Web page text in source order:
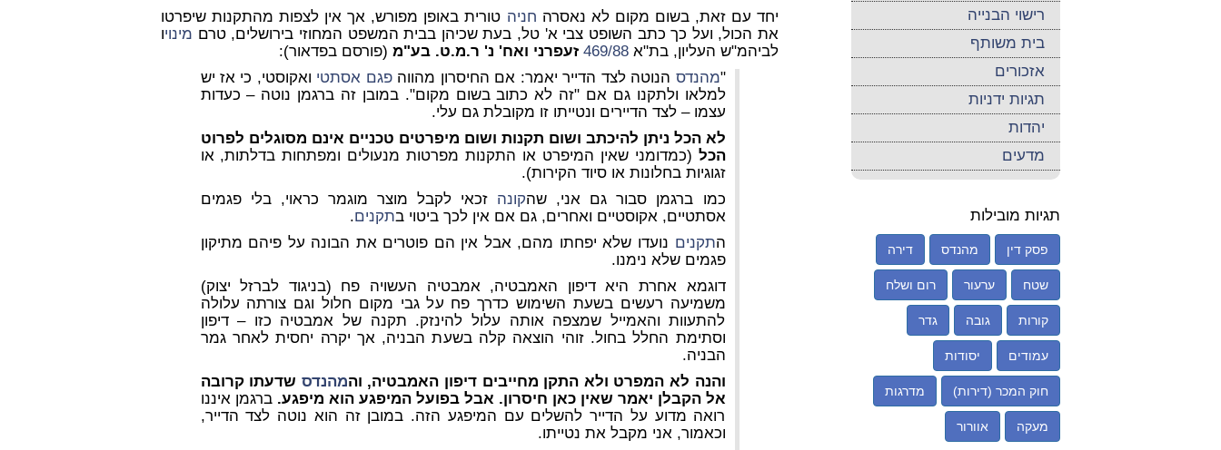
יחד עם זאת, בשום מקום לא נאסרה חניה טורית באופן מפורש, אך אין לצפות מהתקנות שיפרטו
את הכול, ועל כך כתב השופט צבי א' טל, בעת שכיהן בבית המשפט המחוזי בירושלים, טרם מינויו
לביהמ"ש העליון, בת"א 469/88 זעפרני ואח' נ' ר.מ.ט. בע"מ (פורסם בפדאור):
"מהנדס הנוטה לצד הדייר יאמר: אם החיסרון מהווהפגם אסתטי ואקוסטי, כי אז יש
למלאו ולתקנו גם אם "זה לא כתוב בשום מקום". במובן זה ברגמן נוטה – כעדות
עצמו – לצד הדיירים ונטייתו זו מקובלת גם עלי.
לא הכל ניתן להיכתב ושום תקנות ושום מיפרטים טכניים אינם מסוגלים לפרוט
הכל (כמדומני שאין המיפרט או התקנות מפרטות מנעולים ומפתחות בדלתות, או
זגוגיות בחלונות או סיוד הקירות).
כמו ברגמן סבור גם אני, שהקונה זכאי לקבל מוצר מוגמר כראוי, בלי פגמים
אסתטיים, אקוסטיים ואחרים, גם אם אין לכך ביטוי בתקנים.
התקנים נועדו שלא יפחתו מהם, אבל אין הם פוטרים את הבונה על פיהם מתיקון
פגמים שלא נימנו.
דוגמא אחרת היא דיפון האמבטיה, אמבטיה העשויה פח (בניגוד לברזל יצוק)
משמיעה רעשים בשעת השימוש כדרך פח על גבי מקום חלול וגם צורתה עלולה
להתעוות והאמייל שמצפה אותה עלול להינזק. תקנה של אמבטיה כזו – דיפון
וסתימת החלל בחול. זוהי הוצאה קלה בשעת הבניה, אך יקרה יחסית לאחר גמר
הבניה.
והנה לא המפרט ולא התקן מחייבים דיפון האמבטיה, והמהנדס שדעתו קרובה
אל הקבלן יאמר שאין כאן חיסרון. אבל בפועל המיפגע הוא מיפגע. ברגמן איננו
רואה מדוע על הדייר להשלים עם המיפגע הזה. במובן זה הוא נוטה לצד הדייר,
וכאמור, אני מקבל את נטייתו.
רישוי הבנייה
בית משותף
אזכורים
תגיות ידניות
יהדות
מדעים
תגיות מובילות
פסק דין מהנדס דירה
שטח ערעור רום ושלח
קורות גובה גדר
עמודים יסודות
חוק המכר (דירות) מדרגות
מעקה אוורור